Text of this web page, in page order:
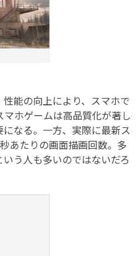
能の向上により、スマホで
ホゲームは高品質化が著し
なる。一方、実際に最新ス
あたりの画面描画回数。多
う人も多いのではないだろ